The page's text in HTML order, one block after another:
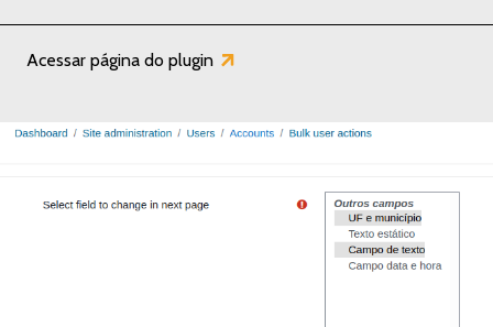
Acessar página do plugin